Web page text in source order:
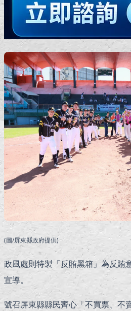
(圖/屏東縣政府提供)
政風處則特製「反賄黑箱」為反賄
宣導。
號召屏東縣縣民齊心「不買票、不